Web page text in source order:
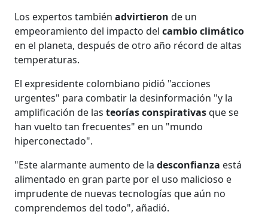
Los expertos tambiénadvirtieron de un
empeoramiento del impacto delcambioclimático
en el planeta, después de otro año récord de altas
temperaturas.
El expresidente colombiano pidió "acciones
urgentes" para combatir la desinformación "y la
amplificación de lasteorías conspirativasque se
han vuelto tan frecuentes" en un "mundo
hiperconectado".
"Este alarmante aumento de ladesconfianza está
alimentado en gran parte por el uso malicioso e
imprudente de nuevas tecnologías que aún no
comprendemos del todo", añadió.